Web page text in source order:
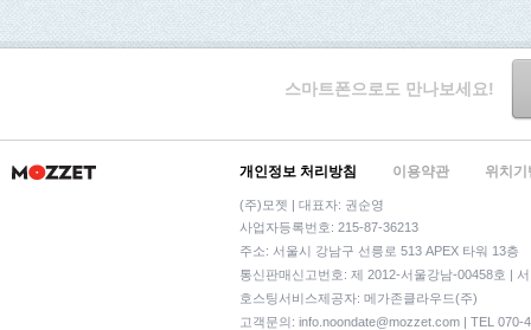
스마트폰으로도 만나보세요!
개인정보 처리방침 이용약관 위치
(주)모젯 | 대표자: 권순영
사업자등록번호: 215-87-36213
주소: 서울시 강남구 선릉로 513 APEX 타워 13층
통신판매신고번호: 제 2012-서울강남-00458호 |
호스팅서비스제공자: 메가존클라우드(주)
고객문의: info.noondate@mozzet.com | TEL 070-